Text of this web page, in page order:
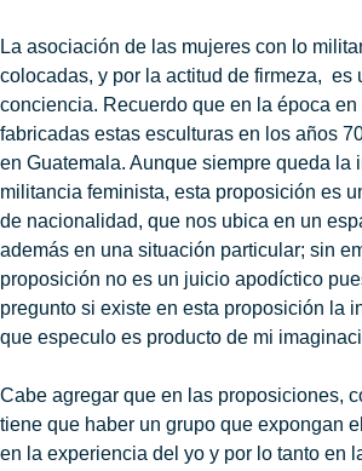
La asociación de las mujeres con lo
colocadas, y por la actitud de firmeza, es
conciencia. Recuerdo que en la época en
fabricadas estas esculturas en los años
en Guatemala. Aunque siempre queda la
militancia feminista, esta proposición es
de nacionalidad, que nos ubica en un
además en una situación particular; sin
proposición no es un juicio apodíctico
pregunto si existe en esta proposición la
que especulo es producto de mi
Cabe agregar que en las proposiciones,
tiene que haber un grupo que expongan
en la experiencia del yo y por lo tanto en